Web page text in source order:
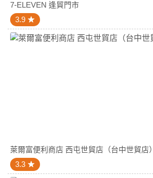
7-ELEVEN 逢貿門市
3.9
萊爾富便利商店 西屯世貿店（台中世貿店）
3.3